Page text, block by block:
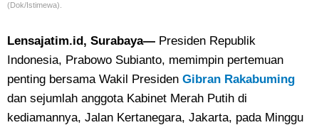
(Dok/Istimewa).
Lensajatim.id, Surabaya— Presiden Republik
Indonesia, Prabowo Subianto, memimpin pertemuan
penting bersama Wakil Presiden Gibran Rakabuming
dan sejumlah anggota Kabinet Merah Putih di
kediamannya, Jalan Kertanegara, Jakarta, pada Minggu